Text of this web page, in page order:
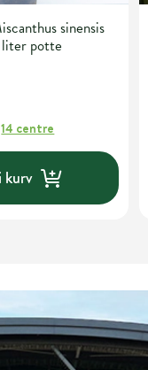
sinensis
potte
14 centre
kurv